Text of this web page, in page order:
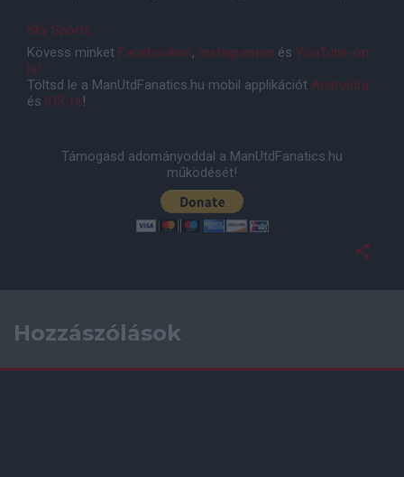
Sky Sports
Kövess minket Facebookon, Instagramon és YouTube-on
is!
Töltsd le a ManUtdFanatics.hu mobil applikációt Androidra
és iOS-re!
Támogasd adományoddal a ManUtdFanatics.hu
működését!
Hozzászólások